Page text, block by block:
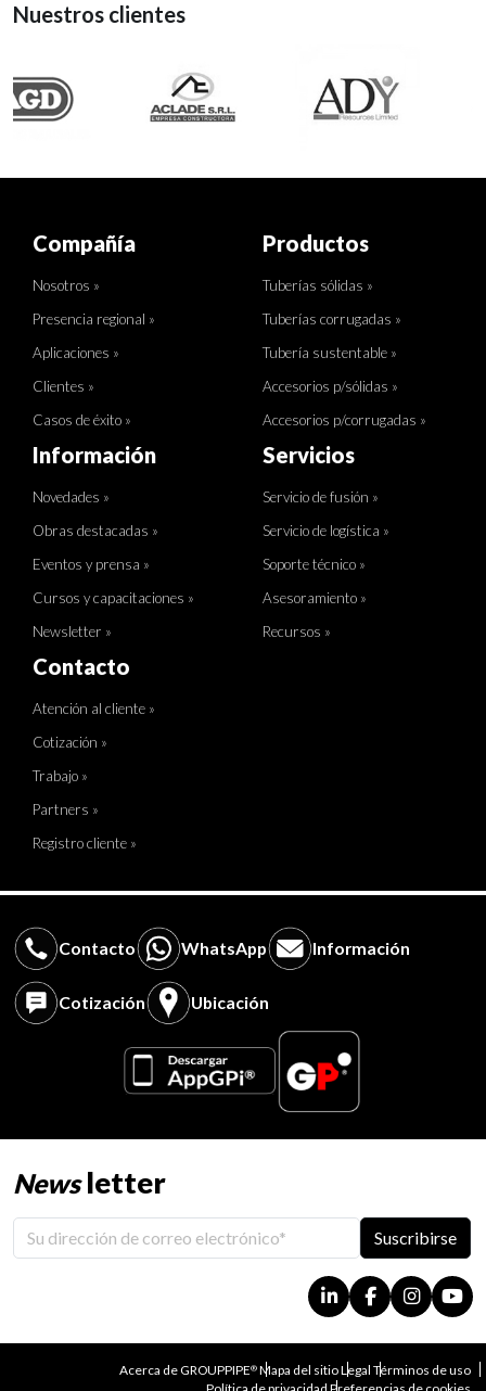
Nuestros clientes
Compañía
Nosotros »
Presencia regional »
Aplicaciones »
Clientes »
Casos de éxito »
Productos
Tuberías sólidas »
Tuberías corrugadas »
Tubería sustentable »
Accesorios p/sólidas »
Accesorios p/corrugadas »
Información
Novedades »
Obras destacadas »
Eventos y prensa »
Cursos y capacitaciones »
Newsletter »
Servicios
Servicio de fusión »
Servicio de logística »
Soporte técnico »
Asesoramiento »
Recursos »
Contacto
Atención al cliente »
Cotización »
Trabajo »
Partners »
Registro cliente »
Contacto WhatsApp Información
Cotización Ubicación
Newsletter
Suscribirse
Acerca de GROUPPIPE® Mapa del sitioLegal Términos de uso